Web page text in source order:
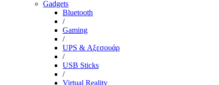
Gadgets
Bluetooth
/
Gaming
/
UPS & Αξεσουάρ
/
USB Sticks
/
Virtual Reality